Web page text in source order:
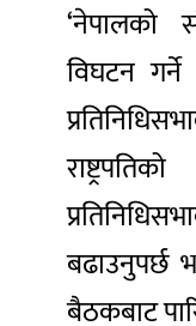
‘नेपालको
विघटन गर्ने
बढाउनुपर्छ
बैठकबाट